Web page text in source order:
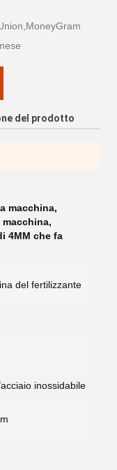
del prodotto
macchina,
macchina,
4MM che fa
del fertilizzante
inossidabile